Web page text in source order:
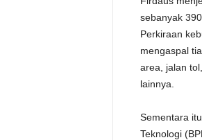
sebanyak
Perkiraan
mengaspal
area, jalan
lainnya.
Sementara
Teknologi